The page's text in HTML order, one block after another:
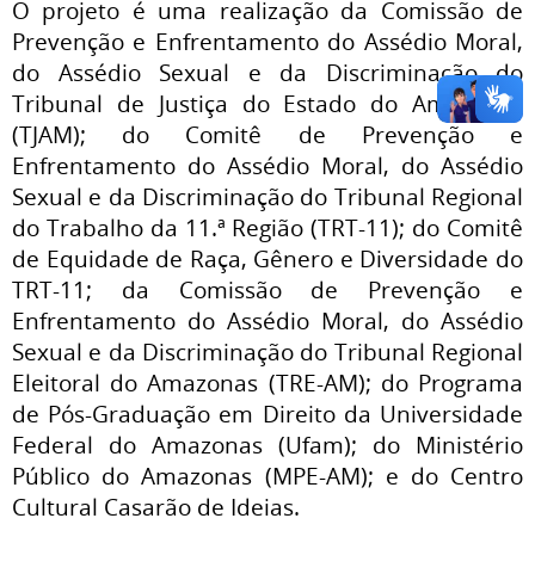
O projeto é uma realização da Comissão de
Prevenção e Enfrentamento do Assédio Moral,
do Assédio Sexual e da Discriminação do
Tribunal de Justiça do Estado do Amazonas
(TJAM); do Comitê de Prevenção e
Enfrentamento do Assédio Moral, do Assédio
Sexual e da Discriminação do Tribunal Regional
do Trabalho da 11.ª Região (TRT-11); do Comitê
de Equidade de Raça, Gênero e Diversidade do
TRT-11; da Comissão de Prevenção e
Enfrentamento do Assédio Moral, do Assédio
Sexual e da Discriminação do Tribunal Regional
Eleitoral do Amazonas (TRE-AM); do Programa
de Pós-Graduação em Direito da Universidade
Federal do Amazonas (Ufam); do Ministério
Público do Amazonas (MPE-AM); e do Centro
Cultural Casarão de Ideias.